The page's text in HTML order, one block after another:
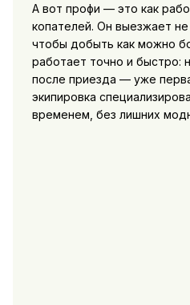
А вот профи — это как
копателей. Он выезжает
чтобы добыть как можно
работает точно и быстро:
после приезда — уже
экипировка
временем, без лишних